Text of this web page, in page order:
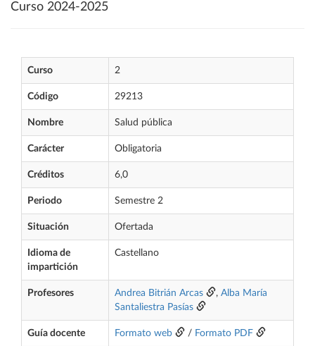
Curso 2024-2025
Curso 2
Código 29213
Nombre Salud pública
Carácter Obligatoria
Créditos 6,0
Periodo Semestre 2
Situación Ofertada
Idioma de
impartición
Castellano
Profesores Andrea Bitrián Arcas , Alba María
Santaliestra Pasías
Guía docente Formato web / Formato PDF